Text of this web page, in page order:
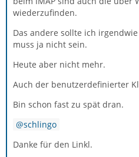
wiederzufinden.
Das andere sollte ich
muss ja nicht sein.
Heute aber nicht mehr.
Auch der benutzerdefinierter
Bin schon fast zu spät dran.
schlingo
Danke für den Linkl.